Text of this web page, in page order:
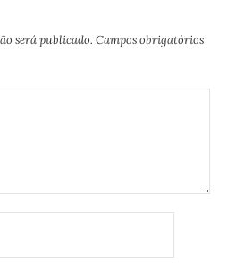
será publicado. Campos obrigatórios